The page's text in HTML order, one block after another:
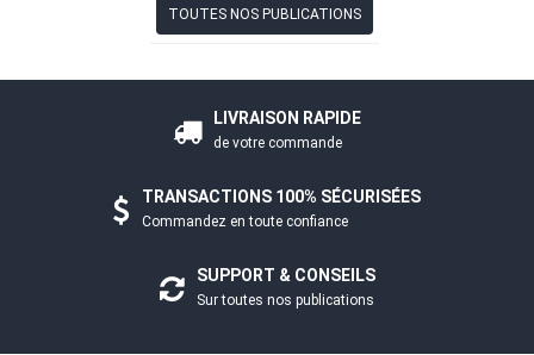
TOUTES NOS PUBLICATIONS
LIVRAISON RAPIDE
de votre commande
TRANSACTIONS 100% SÉCURISÉES
Commandez en toute confiance
SUPPORT & CONSEILS
Sur toutes nos publications